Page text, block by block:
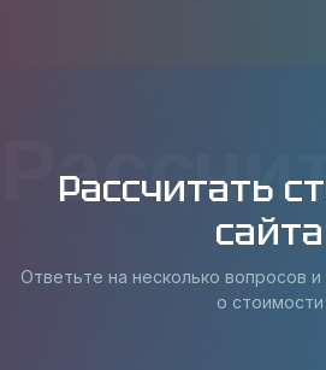
Рассчитать
сайта
Ответьте на несколько вопросов
о стоимости